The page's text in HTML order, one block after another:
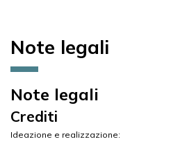
Note legali
Note legali
Crediti
Ideazione e realizzazione: